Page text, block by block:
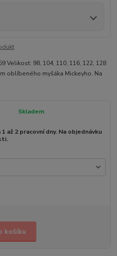
Velikost: 98, 104, 110, 116, 122, 128
oblíbeného myšáka Mickeyho. Na
Skladem
až 2 pracovní dny. Na objednávku
košíku